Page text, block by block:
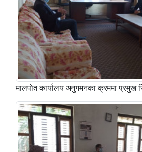
मालपाेत कार्यालय अनुगमनका क्रममा प्रमुख